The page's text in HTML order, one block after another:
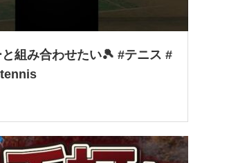
組み合わせたい🎾 #テニス #